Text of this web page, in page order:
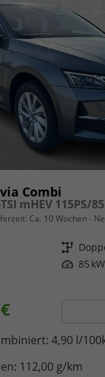
Combi
mHEV 115PS/
Ca. 10 Wochen
Getriebe
Leistung 85
4,90 l/
112,00 g/km